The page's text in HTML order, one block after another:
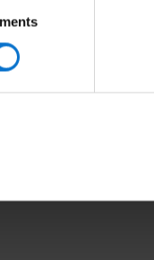
II Fòrum
ciència en
29 Junio, 2021